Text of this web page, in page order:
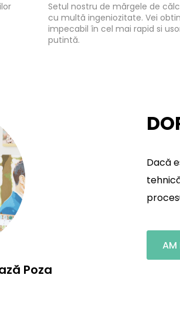
Setul nostru de mărgele de
cu multă ingeniozitate. Vei
impecabil în cel mai rapid si
putintă.
Poza
Dacă
AM